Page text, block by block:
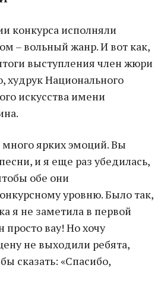
конкурса исполняли
– вольный жанр. И вот как,
выступления член жюри
худрук Национального
искусства имени
много ярких эмоций. Вы
и я еще раз убедилась,
обе они
уровню. Было так,
я не заметила в первой
просто вау! Но хочу
не выходили ребята,
сказать: «Спасибо,